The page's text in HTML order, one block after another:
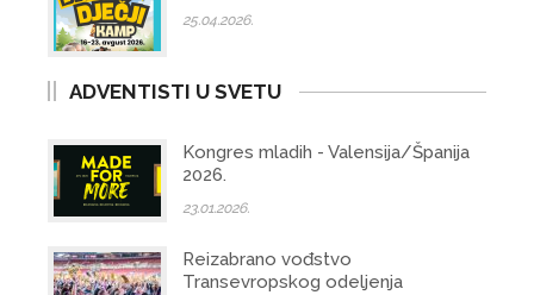
25.04.2026.
ADVENTISTI U SVETU
Kongres mladih - Valensija/Španija
2026.
23.01.2026.
Reizabrano vođstvo
Transevropskog odeljenja